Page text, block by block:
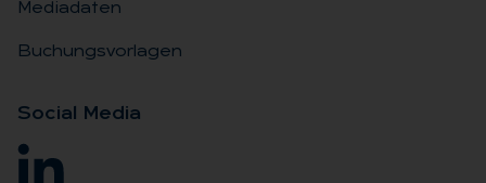
Mediadaten
Buchungsvorlagen
So­ci­al Me­dia